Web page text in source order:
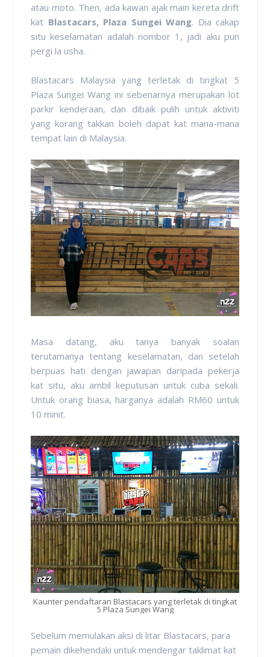
atau moto. Then, ada kawan ajak main kereta drift
kat Blastacars, Plaza Sungei Wang. Dia cakap
situ keselamatan adalah nombor 1, jadi aku pun
pergi la usha.
Blastacars Malaysia yang terletak di tingkat 5
Plaza Sungei Wang ini sebenarnya merupakan lot
parkir kenderaan, dan dibaik pulih untuk aktiviti
yang korang takkan boleh dapat kat mana-mana
tempat lain di Malaysia.
Masa datang, aku tanya banyak soalan
terutamanya tentang keselamatan, dan setelah
berpuas hati dengan jawapan daripada pekerja
kat situ, aku ambil keputusan untuk cuba sekali.
Untuk orang biasa, harganya adalah RM60 untuk
10 minit.
Kaunter pendaftaran Blastacars yang terletak di tingkat
5 Plaza Sungei Wang
Sebelum memulakan aksi di litar Blastacars, para
pemain dikehendaki untuk mendengar taklimat kat